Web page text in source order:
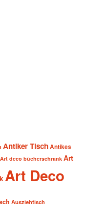
Antiker TischAntikes
Art deco bücherschrank Art
Art Deco
Ausziehtisch